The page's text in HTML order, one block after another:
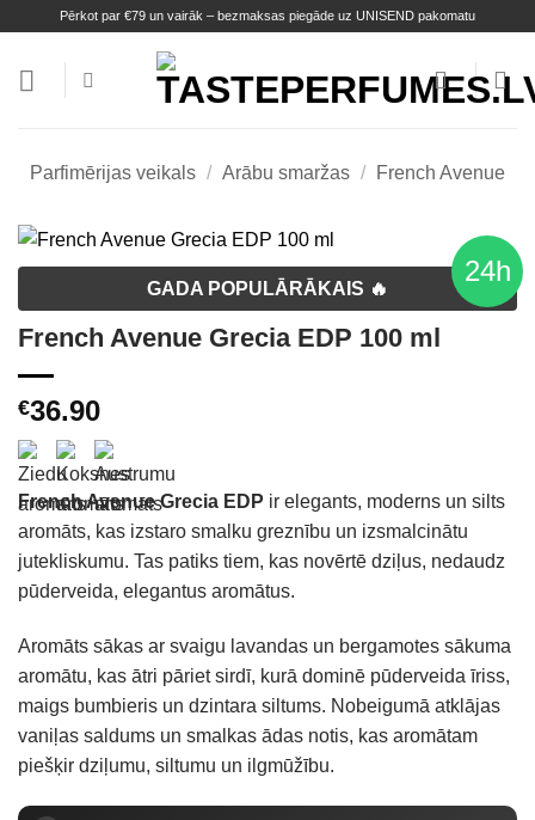
content
Pērkot par €79 un vairāk – bezmaksas piegāde uz UNISEND pakomatu
Parfimērijas veikals / Arābu smaržas / French Avenue
24h
GADA POPULĀRĀKAIS 🔥
French Avenue Grecia EDP 100 ml
€36.90
French Avenue Grecia EDP ir elegants, moderns un silts
aromāts, kas izstaro smalku greznību un izsmalcinātu
jutekliskumu. Tas patiks tiem, kas novērtē dziļus, nedaudz
pūderveida, elegantus aromātus.
Aromāts sākas ar svaigu lavandas un bergamotes sākuma
aromātu, kas ātri pāriet sirdī, kurā dominē pūderveida īriss,
maigs bumbieris un dzintara siltums. Nobeigumā atklājas
vaniļas saldums un smalkas ādas notis, kas aromātam
piešķir dziļumu, siltumu un ilgmūžību.